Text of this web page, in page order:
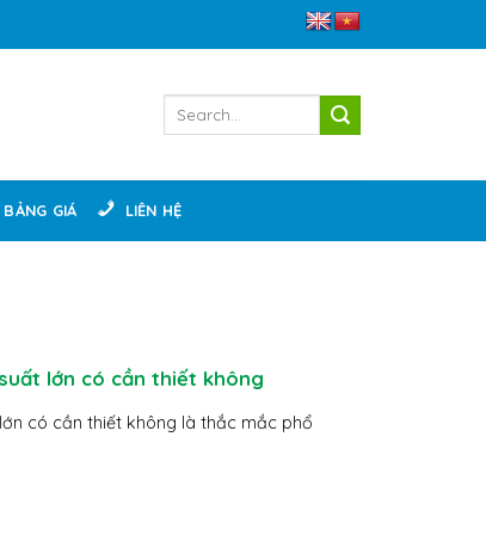
BẢNG GIÁ LIÊN HỆ
lớn có cần thiết không
có cần thiết không là thắc mắc phổ